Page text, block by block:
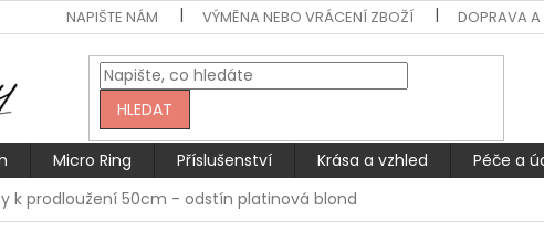
NAPIŠTE NÁM VÝMĚNA NEBO VRÁCENÍ ZBOŽÍ DOPRAVA A
HLEDAT
Micro Ring Příslušenství Krása a vzhled Péče a
k prodloužení 50cm - odstín platinová blond